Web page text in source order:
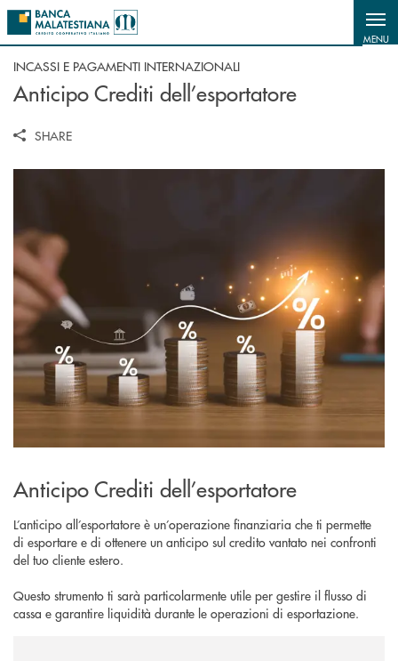
Salta al contenuto principale
MENU
INCASSI E PAGAMENTI INTERNAZIONALI
Anticipo Crediti dell’esportatore
SHARE
Anticipo Crediti dell’esportatore
L’anticipo all’esportatore è un’operazione finanziaria che ti permette
di esportare e di ottenere un anticipo sul credito vantato nei confronti
del tuo cliente estero.
Questo strumento ti sarà particolarmente utile per gestire il flusso di
cassa e garantire liquidità durante le operazioni di esportazione.